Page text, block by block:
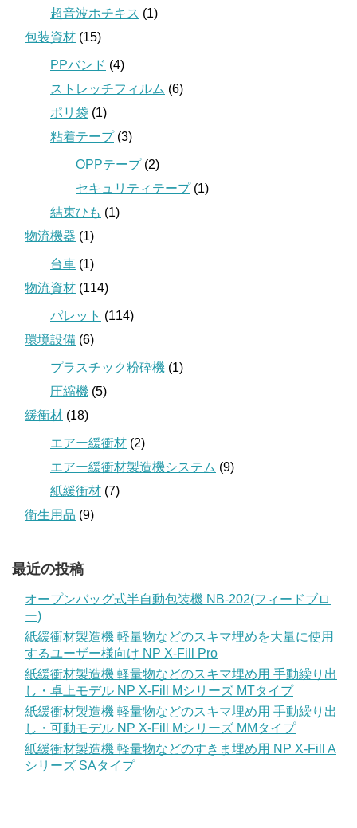
超音波ホチキス (1)
包装資材 (15)
PPバンド (4)
ストレッチフィルム (6)
ポリ袋 (1)
粘着テープ(3)
OPPテープ(2)
セキュリティテープ(1)
結束ひも (1)
物流機器 (1)
台車 (1)
物流資材 (114)
パレット (114)
環境設備 (6)
プラスチック粉砕機 (1)
圧縮機 (5)
緩衝材 (18)
エアー緩衝材 (2)
エアー緩衝材製造機システム (9)
紙緩衝材 (7)
衛生用品 (9)
最近の投稿
オープンバッグ式半自動包装機 NB-202(フィードブロ
ー)
紙緩衝材製造機 軽量物などのスキマ埋めを大量に使用
するユーザー様向け NP X-Fill Pro
紙緩衝材製造機 軽量物などのスキマ埋め用 手動繰り出
し・卓上モデル NP X-Fill Mシリーズ MTタイプ
紙緩衝材製造機 軽量物などのスキマ埋め用 手動繰り出
し・可動モデル NP X-Fill Mシリーズ MMタイプ
紙緩衝材製造機 軽量物などのすきま埋め用 NP X-Fill A
シリーズ SAタイプ